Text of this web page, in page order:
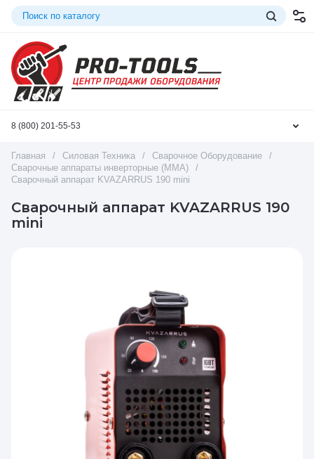
8 (800) 201-55-53
Главная / Силовая Техника / Сварочное Оборудование
/
Сварочные аппараты инверторные (ММА)
/
Сварочный аппарат KVAZARRUS 190 mini
Сварочный аппарат KVAZARRUS 190
mini